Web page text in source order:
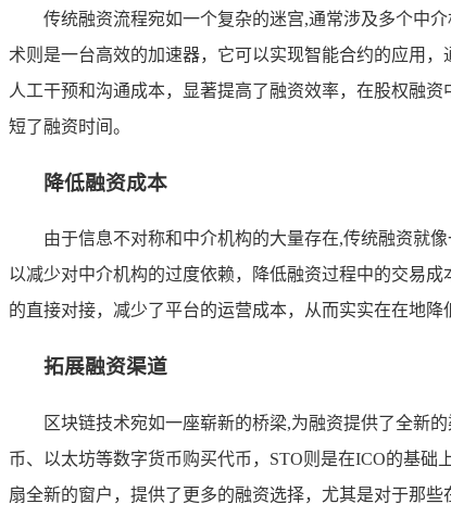
传统融资流程宛如一个复杂的迷宫,通常涉及多个中
术则是一台高效的加速器，它可以实现智能合约的应用
人工干预和沟通成本，显著提高了融资效率，在股权融
短了融资时间。
降低融资成本
由于信息不对称和中介机构的大量存在,传统融资就
以减少对中介机构的过度依赖，降低融资过程中的交易
的直接对接，减少了平台的运营成本，从而实实在在地降
拓展融资渠道
区块链技术宛如一座崭新的桥梁,为融资提供了全新
币、以太坊等数字货币购买代币，STO则是在ICO的基
扇全新的窗户，提供了更多的融资选择，尤其是对于那